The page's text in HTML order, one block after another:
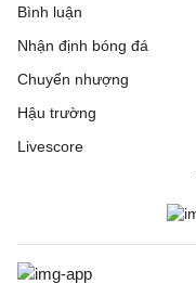
Bình luận
Nhận định bóng đá
Chuyển nhượng
Hậu trường
Livescore